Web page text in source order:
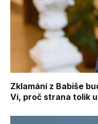
Zklamání z Babiše
Ví, proč strana tolik